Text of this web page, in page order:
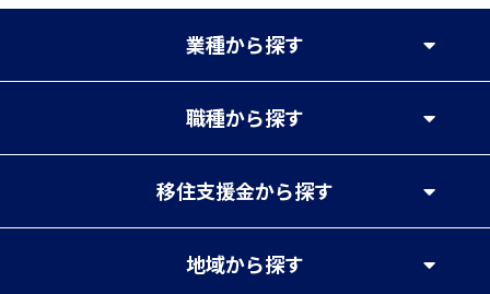
業種から探す
職種から探す
移住支援金から探す
地域から探す